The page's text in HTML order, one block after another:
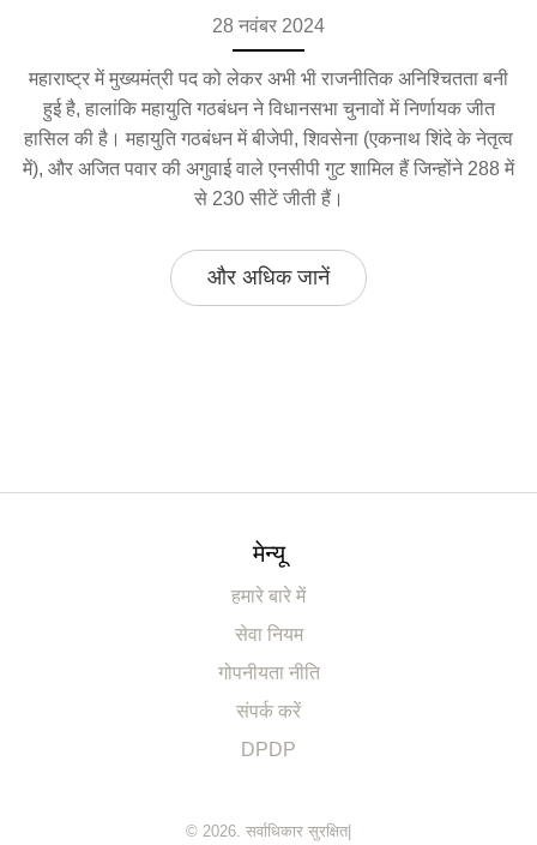
28 नवंबर 2024
महाराष्ट्र में मुख्यमंत्री पद को लेकर अभी भी राजनीतिक अनिश्चितता बनी
हुई है, हालांकि महायुति गठबंधन ने विधानसभा चुनावों में निर्णायक जीत
हासिल की है। महायुति गठबंधन में बीजेपी, शिवसेना (एकनाथ शिंदे के नेतृत्व
में), और अजित पवार की अगुवाई वाले एनसीपी गुट शामिल हैं जिन्होंने 288 में
से 230 सीटें जीती हैं।
और अधिक जानें
मेन्यू
हमारे बारे में
सेवा नियम
गोपनीयता नीति
संपर्क करें
DPDP
© 2026. सर्वाधिकार सुरक्षित|